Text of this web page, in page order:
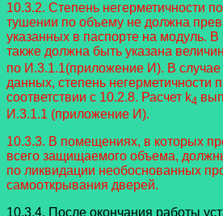
10.3.2. Степень негерметичности
тушении по объему не должна
указанных в паспорте на модуль. В
также должна быть указана
по И.3.1.1(приложение И). В случае
данных, степень негерметичности
соответствии с 10.2.8. Расчет k4
И.3.1.1 (приложение И).
10.3.3. В помещениях, в которых
всего защищаемого объема,
по ликвидации необоснованных
самооткрывания дверей.
10.3.4. После окончания работы